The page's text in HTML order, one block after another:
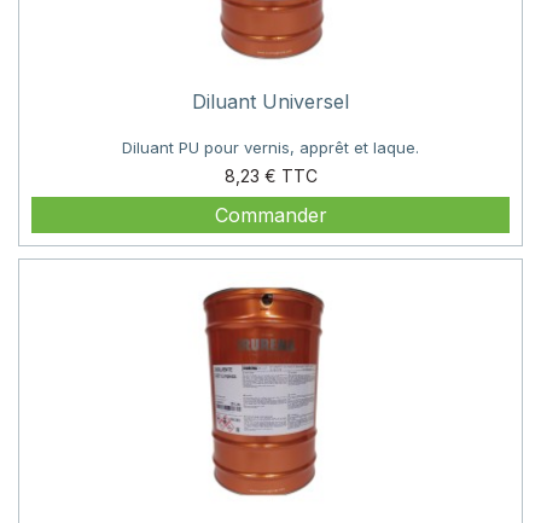
Diluant Universel
Diluant PU pour vernis, apprêt et laque.
8,23 €
Prix
Commander